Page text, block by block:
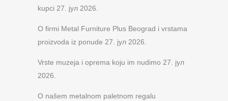
kupci 27. јул 2026.
O firmi Metal Furniture Plus Beograd i vrstama
proizvoda iz ponude 27. јул 2026.
Vrste muzeja i oprema koju im nudimo 27. јул
2026.
O našem metalnom paletnom regalu